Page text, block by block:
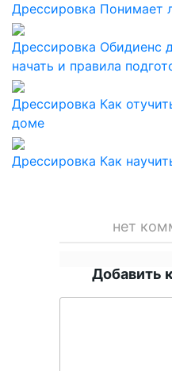
Дрессировка Понимает
Дрессировка Обидиенс
начать и правила
Дрессировка Как
доме
Дрессировка Как
нет
Добавить